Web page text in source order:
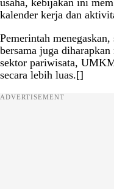
usaha, kebijakan ini
kalender kerja dan
Pemerintah
bersama juga
sektor pariwisata,
secara lebih luas.[]
ADVERTISEMENT